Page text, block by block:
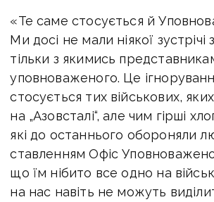
«Те саме стосується й
Ми досі не мали ніякої зустрічі
тільки з якимись
уповноваженого. Це
стосується тих військових,
на „Азовсталі“, але чим гірші
які до останнього обороняли
ставленням Офіс
що їм нібито все одно на
на нас навіть не можуть